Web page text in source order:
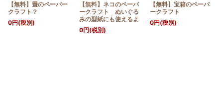
【無料】畳のペーパー
クラフト？
0円(税別)
【無料】ネコのペーパ
ークラフト ぬいぐる
みの型紙にも使えるよ
0円(税別)
【無料】宝箱のペーパ
ークラフト
0円(税別)